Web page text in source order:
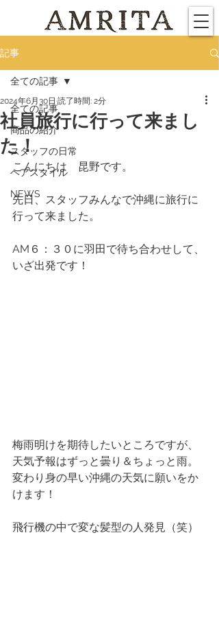
記事
全ての記事
商品の紹介
スタッフの日常
ヘアスタイル
NEWS
全ての記事
社員旅行に行って来まし
た！
2024年6月30日 読了時間: 2分
こんにちは　昆野です。
先日、スタッフみんなで沖縄に旅行に
行って来ました。
AM６：３０に羽田で待ち合わせして、
いざ出発です！
梅雨明けを期待したいところですが、
天気予報はずっと曇り＆ちょっと雨。
変わり身の早い沖縄の天気に願いをか
けます！
飛行機の中で変な髪型の人発見（笑）